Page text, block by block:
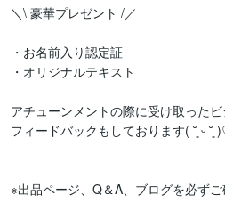
＼\ 豪華プレゼント /／
・お名前入り認定証
・オリジナルテキスト
アチューンメントの際に受け取った
フィードバックもしております( ˘͈ ᵕ ˘͈
※出品ページ、Q＆A、ブログを必ず